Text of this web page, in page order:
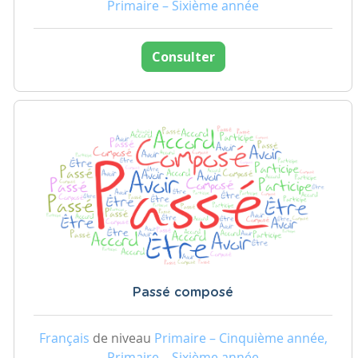
Primaire – Sixième année
Consulter
Passé composé
Français de niveau Primaire – Cinquième année,